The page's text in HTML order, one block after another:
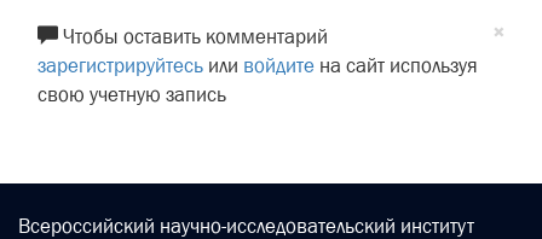
×
Чтобы оставить комментарий
зарегистрируйтесь или войдите на сайт используя
свою учетную запись
Всероссийский научно-исследовательский институт